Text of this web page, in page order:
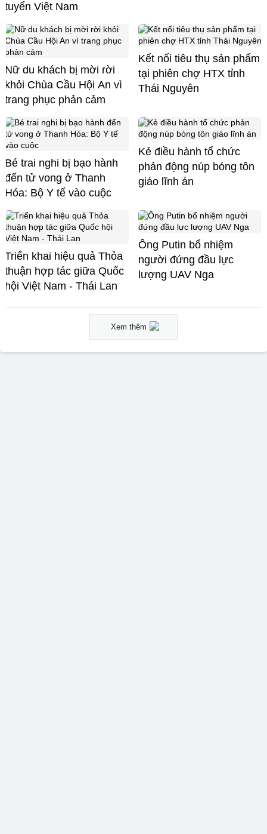
tuyển Việt Nam
Nữ du khách bị mời rời
khỏi Chùa Cầu Hội An vì
trang phục phản cảm
Kết nối tiêu thụ sản phẩm
tại phiên chợ HTX tỉnh
Thái Nguyên
Bé trai nghi bị bạo hành
đến tử vong ở Thanh
Hóa: Bộ Y tế vào cuộc
Kẻ điều hành tổ chức
phản động núp bóng tôn
giáo lĩnh án
Triển khai hiệu quả Thỏa
thuận hợp tác giữa Quốc
hội Việt Nam - Thái Lan
Ông Putin bổ nhiệm
người đứng đầu lực
lượng UAV Nga
Xem thêm